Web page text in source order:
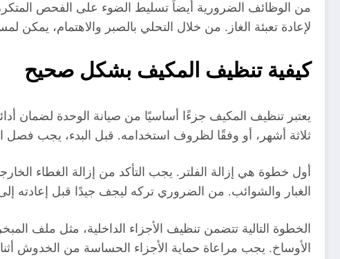
من الوظائف الضرورية أيضاً تسليط الضوء على الفحص
لإعادة تعبئة الغاز. من خلال التحلي بالصبر والاهتمام،
كيفية تنظيف المكيف بشكل صحيح
يعتبر تنظيف المكيف جزءًا أساسيًا من صيانة الوحدة لضمان
ثلاثة أشهر، أو وفقًا لظروف استخدامه. قبل البدء، يجب
أول خطوة هي إزالة الفلتر. يجب التأكد من إزالة الغطاء
الغبار والشوائب. من الضروري تركه ليجف جيدًا قبل إعادته
الخطوة التالية تتضمن تنظيف الأجزاء الداخلية، مثل ملف
الأوساخ. يجب مراعاة حماية الأجزاء الحساسة من الخدوش